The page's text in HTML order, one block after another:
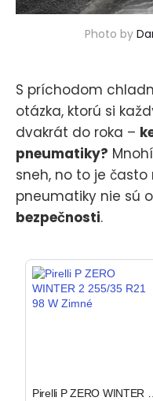
Photo by
S príchodom
otázka, ktorú si
dvakrát do roka –
pneumatiky?
sneh, no to je často
pneumatiky nie sú
bezpečnosti.